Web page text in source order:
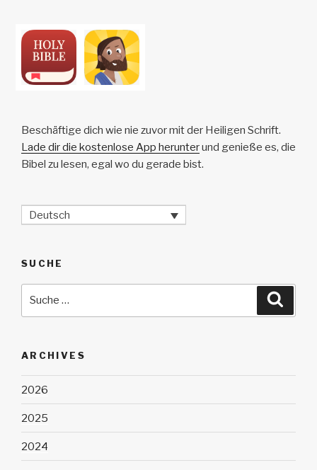
Beschäftige dich wie nie zuvor mit der Heiligen Schrift.
Lade dir die kostenlose App herunterund genieße es, die
Bibel zu lesen, egal wo du gerade bist.
Deutsch
SUCHE
ARCHIVES
2026
2025
2024